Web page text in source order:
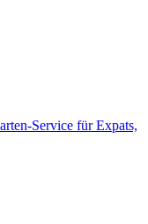
Service für Expats,